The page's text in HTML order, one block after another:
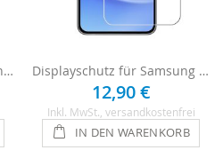
Ultraklare Hülle für Samsung Galaxy A15 - Transparent Displayschutz für Samsung Galaxy A15 aus Echtglas
12,90 €
Inkl. MwSt. , versandkostenfrei
IN DEN WARENKORB